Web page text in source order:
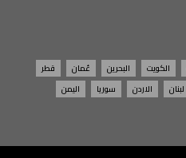
الكويت البحرين عُمان
قطر
لبنان الاردن سوريا
اليمن